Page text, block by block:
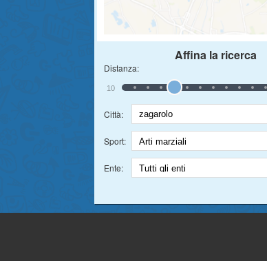
Affina la ricerca
Distanza:
10
Città:
Sport:
Ente: